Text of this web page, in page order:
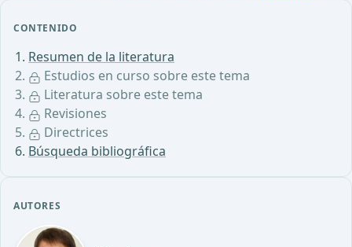
CONTENIDO
Resumen de la literatura
Estudios en curso sobre este tema
Literatura sobre este tema
Revisiones
Directrices
Búsqueda bibliográfica
AUTORES